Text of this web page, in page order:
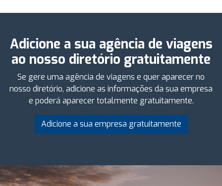
Adicione a sua agência de viagens
ao nosso diretório gratuitamente
Se gere uma agência de viagens e quer aparecer no
nosso diretório, adicione as informações da sua empresa
e poderá aparecer totalmente gratuitamente.
Adicione a sua empresa gratuitamente